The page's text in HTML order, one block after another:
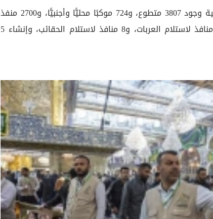
فيما شملت الخدمات التنظيمية وجود 3807 متطوع، و724 موكبًا محليًّا وأجنبيًّا، و2700 منفذ
استلام لوكرات الحقائب، و5 منافذ لاستلام العربات، و8 منافذ لاستلام الحقائب، وإنشاء 5